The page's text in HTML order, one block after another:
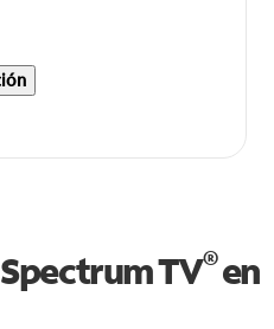
TV®en